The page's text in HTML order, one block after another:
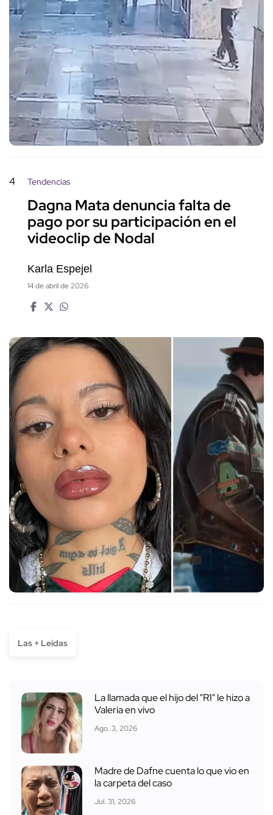
4 Tendencias
Dagna Mata denuncia falta de
pago por su participación en el
videoclip de Nodal
Karla Espejel
14 de abril de 2026
Las + Leídas
La llamada que el hijo del "R1" le hizo a
Valeria en vivo
Ago. 3, 2026
Madre de Dafne cuenta lo que vio en
la carpeta del caso
Jul. 31, 2026